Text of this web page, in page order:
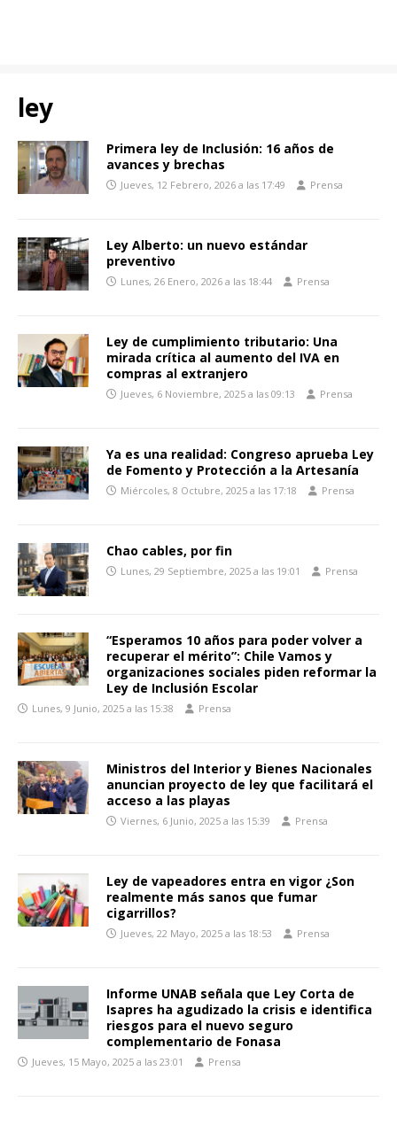
ley
Primera ley de Inclusión: 16 años de
avances y brechas
Jueves, 12 Febrero, 2026 a las 17:49 Prensa
Ley Alberto: un nuevo estándar
preventivo
Lunes, 26 Enero, 2026 a las 18:44 Prensa
Ley de cumplimiento tributario: Una
mirada crítica al aumento del IVA en
compras al extranjero
Jueves, 6 Noviembre, 2025 a las 09:13 Prensa
Ya es una realidad: Congreso aprueba Ley
de Fomento y Protección a la Artesanía
Miércoles, 8 Octubre, 2025 a las 17:18 Prensa
Chao cables, por fin
Lunes, 29 Septiembre, 2025 a las 19:01 Prensa
“Esperamos 10 años para poder volver a
recuperar el mérito”: Chile Vamos y
organizaciones sociales piden reformar la
Ley de Inclusión Escolar
Lunes, 9 Junio, 2025 a las 15:38 Prensa
Ministros del Interior y Bienes Nacionales
anuncian proyecto de ley que facilitará el
acceso a las playas
Viernes, 6 Junio, 2025 a las 15:39 Prensa
Ley de vapeadores entra en vigor ¿Son
realmente más sanos que fumar
cigarrillos?
Jueves, 22 Mayo, 2025 a las 18:53 Prensa
Informe UNAB señala que Ley Corta de
Isapres ha agudizado la crisis e identifica
riesgos para el nuevo seguro
complementario de Fonasa
Jueves, 15 Mayo, 2025 a las 23:01 Prensa